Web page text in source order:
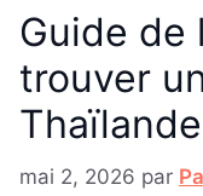
Guide de
trouver
Thaïlande
mai 2, 2026 par